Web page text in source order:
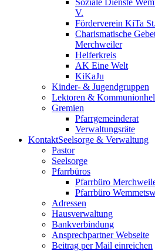
Soziale Dienste
V.
Förderverein KiTa
Charismatische
Merchweiler
Helferkreis
AK Eine Welt
KiKaJu
Kinder- & Jugendgruppen
Lektoren &
Gremien
Pfarrgemeinderat
Verwaltungsräte
KontaktSeelsorge & Verwaltung
Pastor
Seelsorge
Pfarrbüros
Pfarrbüro
Pfarrbüro
Adressen
Hausverwaltung
Bankverbindung
Ansprechpartner Webseite
Beitrag per Mail einreichen